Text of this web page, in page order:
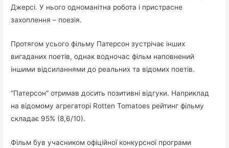
Джерсі. У нього одноманітна робота і пристрасне
захоплення – поезія.
Протягом усього фільму Патерсон зустрічає інших
вигаданих поетів, однак водночас фільм наповнений
іншими відсиланнями до реальних та відомих поетів.
“Патерсон” отримав досить позитивні відгуки. Наприклад
на відомому агрегаторі Rotten Tomatoes рейтинг фільму
складає 95% (8,6/10).
Фільм був учасником офіційної конкурсної програми